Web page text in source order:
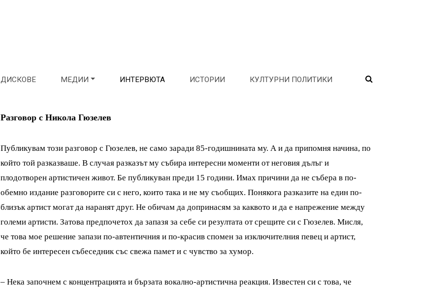
ДИСКОВЕ МЕДИИ ИНТЕРВЮТА ИСТОРИИ КУЛТУРНИ ПОЛИТИКИ
Разговор с Никола Гюзелев
Публикувам този разговор с Гюзелев, не само заради 85-годишнината му. А и да припомня начина, по
който той разказваше. В случая разказът му събира интересни моменти от неговия дълъг и
плодотворен артистичен живот. Бе публикуван преди 15 години. Имах причини да не събера в по-
обемно издание разговорите си с него, които така и не му съобщих. Понякога разказите на един по-
близък артист могат да наранят друг. Не обичам да допринасям за каквото и да е напрежение между
големи артисти. Затова предпочетох да запазя за себе си резултата от срещите си с Гюзелев. Мисля,
че това мое решение запази по-автентичния и по-красив спомен за изключителния певец и артист,
който бе интересен събеседник със свежа памет и с чувство за хумор.
– Нека започнем с концентрацията и бързата вокално-артистична реакция. Известен си с това, че